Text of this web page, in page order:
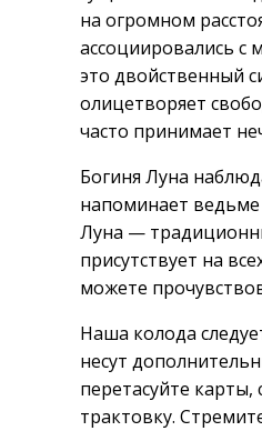
на огромном
ассоциировались с
это двойственный
олицетворяет
часто принимает
Богиня Луна
напоминает
Луна —
присутствует на
можете
Наша колода
несут
перетасуйте
трактовку.